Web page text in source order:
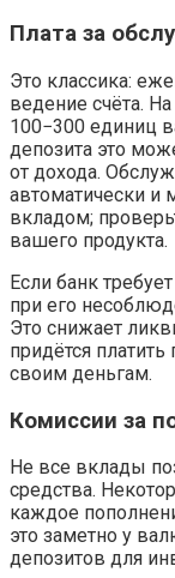
Плата за
Это классика:
ведение счёта.
100−300 единиц
депозита это
от дохода.
автоматически и
вкладом;
вашего продукта.
Если банк
при его
Это снижает
придётся
своим деньгам.
Комиссии за
Не все вклады
средства.
каждое
это заметно у
депозитов для